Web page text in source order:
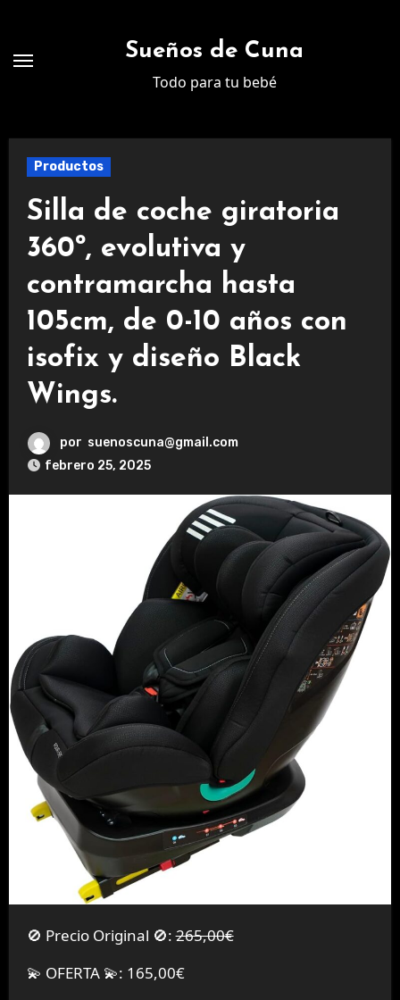
contenido
Sueños de Cuna
Todo para tu bebé
Productos
Silla de coche giratoria
360º, evolutiva y
contramarcha hasta
105cm, de 0-10 años con
isofix y diseño Black
Wings.
por suenoscuna@gmail.com
febrero 25, 2025
🚫 Precio Original 🚫:265,00€
💫 OFERTA 💫: 165,00€